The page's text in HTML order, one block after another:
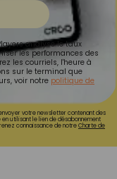
analyse le taux
les performances des
les courriels, l'heure à
sur le terminal que
voir notre politique de
votre newsletter contenant des
utilisant le lien de désabonnement
connaissance de notreCharte de